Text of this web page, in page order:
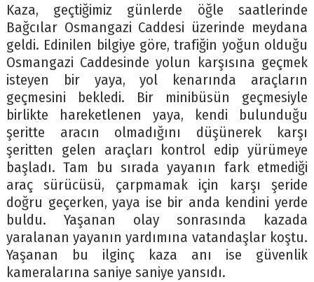
Kaza, geçtiğimiz günlerde öğle saatlerinde
Bağcılar Osmangazi Caddesi üzerinde meydana
geldi. Edinilen bilgiye göre, trafiğin yoğun olduğu
Osmangazi Caddesinde yolun karşısına geçmek
isteyen bir yaya, yol kenarında araçların
geçmesini bekledi. Bir minibüsün geçmesiyle
birlikte hareketlenen yaya, kendi bulunduğu
şeritte aracın olmadığını düşünerek karşı
şeritten gelen araçları kontrol edip yürümeye
başladı. Tam bu sırada yayanın fark etmediği
araç sürücüsü, çarpmamak için karşı şeride
doğru geçerken, yaya ise bir anda kendini yerde
buldu. Yaşanan olay sonrasında kazada
yaralanan yayanın yardımına vatandaşlar koştu.
Yaşanan bu ilginç kaza anı ise güvenlik
kameralarına saniye saniye yansıdı.